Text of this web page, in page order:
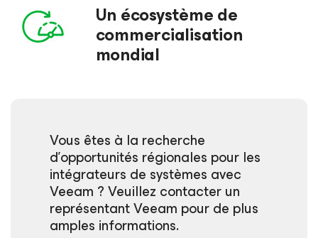
Un écosystème de
commercialisation
mondial
Vous êtes à la recherche
d’opportunités régionales pour les
intégrateurs de systèmes avec
Veeam ? Veuillez contacter un
représentant Veeam pour de plus
amples informations.